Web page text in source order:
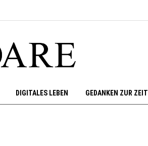
DIGITALES LEBEN GEDANKEN ZUR ZEIT